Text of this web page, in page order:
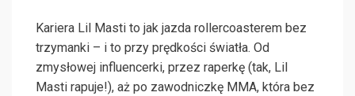
Kariera Lil Masti to jak jazda rollercoasterem bez
trzymanki – i to przy prędkości światła. Od
zmysłowej influencerki, przez raperkę (tak, Lil
Masti rapuje!), aż po zawodniczkę MMA, która bez